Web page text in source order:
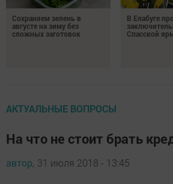
Сохраняем зелень в
августе на зиму без
сложных заготовок
В Елабуге
Спасской
АКТУАЛЬНЫЕ ВОПРОСЫ
На что не стоит брать
автор, 31 июля 2018 - 13:45